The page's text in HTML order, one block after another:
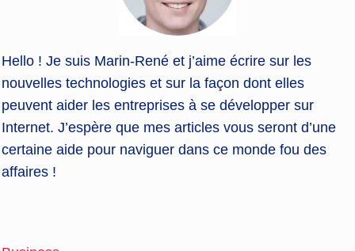
Hello ! Je suis Marin-René et j’aime écrire sur les
nouvelles technologies et sur la façon dont elles
peuvent aider les entreprises à se développer sur
Internet. J’espère que mes articles vous seront d’une
certaine aide pour naviguer dans ce monde fou des
affaires !